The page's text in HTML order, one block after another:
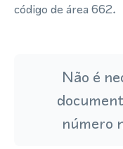
código de área 662.
Não é
número